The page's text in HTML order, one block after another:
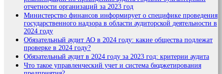
отчетности организаций за 2023 год
Министерство финансов информирует о специфике проведения
государственного надзора в области аудиторской деятельности в
2024 году
Обязательный аудит АО в 2024 году: какие общества подлежат
проверке в 2024 году?
Обязательный аудит в 2024 году за 2023 год: критерии аудита
Что такое управленческий учет и система бюджетирования